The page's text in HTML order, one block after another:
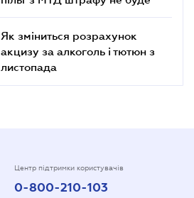
Як зміниться розрахунок
акцизу за алкоголь і тютюн з
листопада
Центр підтримки користувачів
0-800-210-103